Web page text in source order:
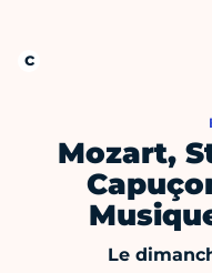
Mozart,
Le